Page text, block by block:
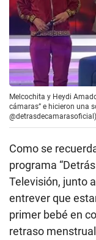
Melcochita y Heydi
cámaras” e hicieron una
@detrasdecamarasoficial)
Como se
programa
Televisión, junto
entrever que
primer bebé en
retraso